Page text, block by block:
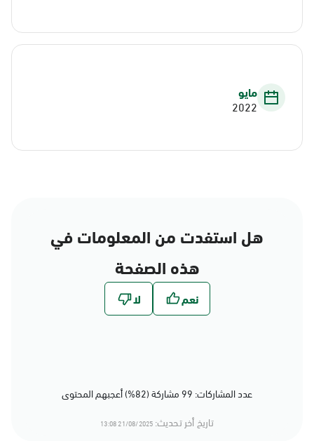
مايو
2022
هل استفدت من المعلومات في
هذه الصفحة
عدد المشاركات: 99 مشاركة (82%) أعجبهم المحتوى
تاريخ أخر تحديث: 21/08/2025 13:08